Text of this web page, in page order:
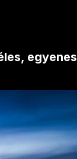
egyenes